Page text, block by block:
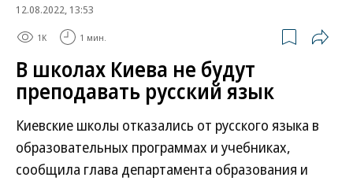
12.08.2022, 13:53
1K 1 мин.
В школах Киева не будут
преподавать русский язык
Киевские школы отказались от русского языка в
образовательных программах и учебниках,
сообщила глава департамента образования и